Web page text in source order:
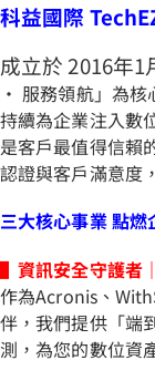
科益國際
成立於 2016年1
· 服務領航」為核
持續為企業注入數
是客戶最值得信賴
認證與客戶滿意度
三大核心事業 點燃
▌資訊安全守護者
作為Acronis、
伴，我們提供「端
測，為您的數位資